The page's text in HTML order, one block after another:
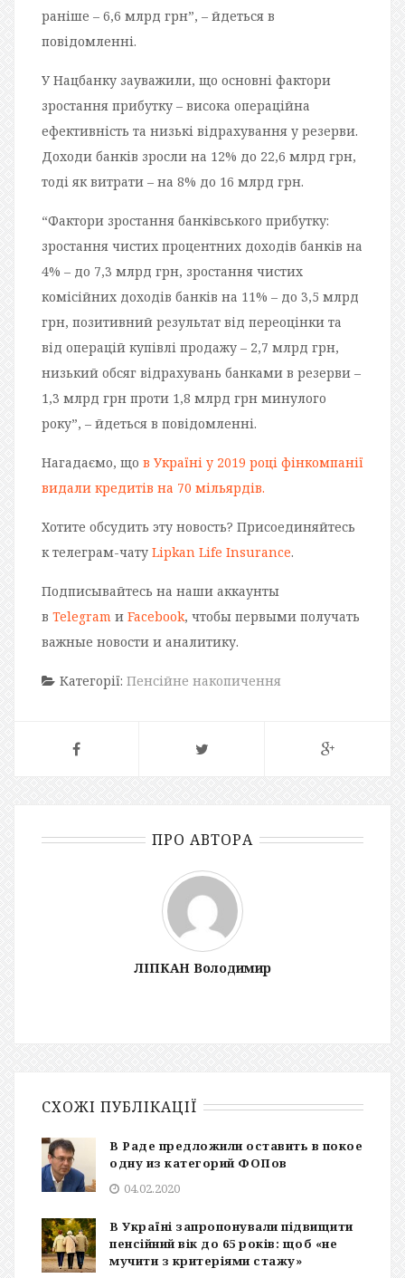
раніше – 6,6 млрд грн”, – йдеться в
повідомленні.
У Нацбанку зауважили, що основні фактори
зростання прибутку – висока операційна
ефективність та низькі відрахування у резерви.
Доходи банків зросли на 12% до 22,6 млрд грн,
тоді як витрати – на 8% до 16 млрд грн.
“Фактори зростання банківського прибутку:
зростання чистих процентних доходів банків на
4% – до 7,3 млрд грн, зростання чистих
комісійних доходів банків на 11% – до 3,5 млрд
грн, позитивний результат від переоцінки та
від операцій купівлі продажу – 2,7 млрд грн,
низький обсяг відрахувань банками в резерви –
1,3 млрд грн проти 1,8 млрд грн минулого
року”, – йдеться в повідомленні.
Нагадаємо, що в Україні у 2019 році фінкомпанії
видали кредитів на 70 мільярдів.
Хотите обсудить эту новость? Присоединяйтесь
к телеграм-чату Lipkan Life Insurance.
Подписывайтесь на наши аккаунты
в Telegram и Facebook, чтобы первыми получать
важные новости и аналитику.
Категорії: Пенсійне накопичення
ПРО АВТОРА
ЛІПКАН Володимир
СХОЖІ ПУБЛІКАЦІЇ
В Раде предложили оставить в покое
одну из категорий ФОПов
04.02.2020
В Україні запропонували підвищити
пенсійний вік до 65 років: щоб «не
мучити з критеріями стажу»